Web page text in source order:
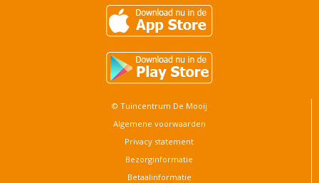
© Tuincentrum De Mooij
Algemene voorwaarden
Privacy statement
Bezorginformatie
Betaalinformatie